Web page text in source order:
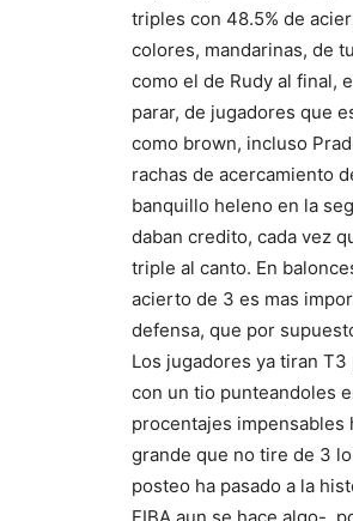
triples con 48.5% de
colores, mandarinas, de
como el de Rudy al final,
parar, de jugadores que
como brown, incluso
rachas de acercamiento
banquillo heleno en la
daban credito, cada vez
triple al canto. En
acierto de 3 es mas
defensa, que por
Los jugadores ya tiran
con un tio punteandoles
procentajes impensables
grande que no tire de 3
posteo ha pasado a la